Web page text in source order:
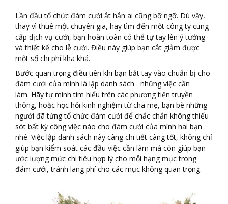
Lần đầu tổ chức đám cưới ắt hẳn ai cũng bỡ ngỡ. Dù vậy,
thay vì thuê một chuyên gia, hay tìm đến một công ty cung
cấp dịch vụ cưới, bạn hoàn toàn có thể tự tay lên ý tưởng
và thiết kế cho lễ cưới. Điều này giúp bạn cắt giảm được
một số chi phí kha khá.
Bước quan trọng điều tiên khi bạn bắt tay vào chuẩn bị cho
đám cưới của mình là lập danh sách những việc cần
làm. Hãy tự mình tìm hiểu trên các phương tiện truyền
thông, hoặc học hỏi kinh nghiệm từ cha mẹ, bạn bè những
người đã từng tổ chức đám cưới để chắc chắn không thiếu
sót bất kỳ công việc nào cho đám cưới của mình hai bạn
nhé. Việc lập danh sách này càng chi tiết càng tốt, không chỉ
giúp bạn kiểm soát các đầu việc cần làm mà còn giúp bạn
ước lượng mức chi tiêu hợp lý cho mỗi hạng mục trong
đám cưới, tránh lãng phí cho các mục không quan trọng.